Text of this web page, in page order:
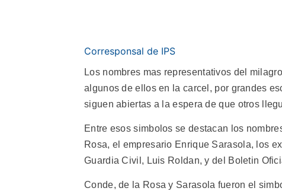
Corresponsal de IPS
Los nombres mas representativos del
algunos de ellos en la carcel, por grandes
siguen abiertas a la espera de que otros
Entre esos simbolos se destacan los
Rosa, el empresario Enrique Sarasola, los
Guardia Civil, Luis Roldan, y del Boletin
Conde, de la Rosa y Sarasola fueron el